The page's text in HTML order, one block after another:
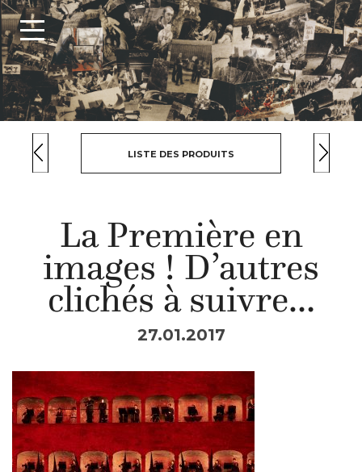
LISTE DES PRODUITS
La Première en
images ! D’autres
clichés à suivre…
27.01.2017